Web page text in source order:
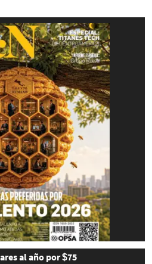
al año por $75